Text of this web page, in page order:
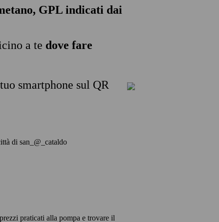
GPL indicati dai
a te dove fare
smartphone sul QR
di san_@_cataldo
praticati alla pompa e trovare il